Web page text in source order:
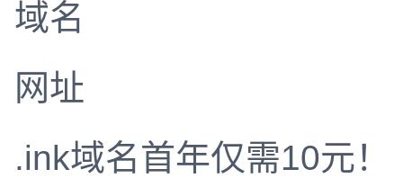
域名
网址
.ink域名首年仅需10元！